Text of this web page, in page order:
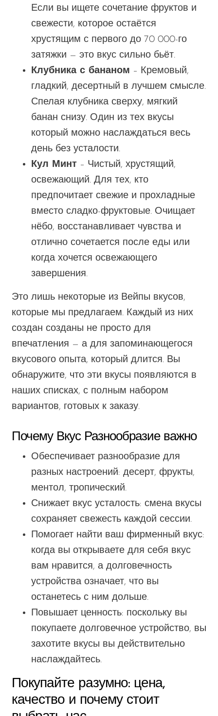
Если вы ищете сочетание фруктов и
свежести, которое остаётся
хрустящим с первого до 70 000-го
затяжки — это вкус сильно бьёт.
Клубника с бананом – Кремовый,
гладкий, десертный в лучшем смысле.
Спелая клубника сверху, мягкий
банан снизу. Один из тех вкусы
который можно наслаждаться весь
день без усталости.
Кул Минт – Чистый, хрустящий,
освежающий. Для тех, кто
предпочитает свежие и прохладные
вместо сладко-фруктовые. Очищает
нёбо, восстанавливает чувства и
отлично сочетается после еды или
когда хочется освежающего
завершения.
Это лишь некоторые из Вейпы вкусов,
которые мы предлагаем. Каждый из них
создан созданы не просто для
впечатления — а для запоминающегося
вкусового опыта, который длится. Вы
обнаружите, что эти вкусы появляются в
наших списках, с полным набором
вариантов, готовых к заказу.
Почему ВкусРазнообразие важно
Обеспечивает разнообразие для
разных настроений: десерт, фрукты,
ментол, тропический.
Снижает вкус усталость: смена вкусы
сохраняет свежесть каждой сессии.
Помогает найти ваш фирменный вкус:
когда вы открываете для себя вкус
вам нравится, а долговечность
устройства означает, что вы
останетесь с ним дольше.
Повышает ценность: поскольку вы
покупаете долговечное устройство, вы
захотите вкусы вы действительно
наслаждайтесь.
Покупайте разумно: цена,
качество и почему стоит